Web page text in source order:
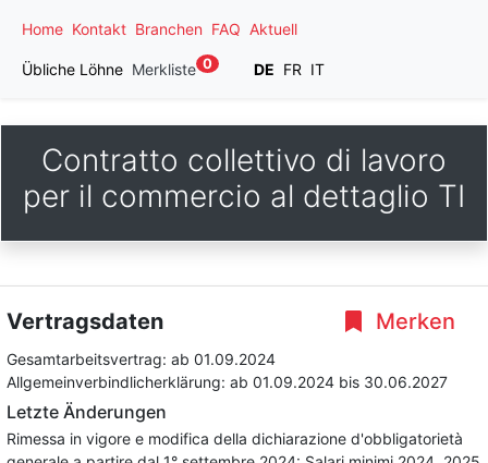
Home Kontakt Branchen FAQ Aktuell
Übliche Löhne Merkliste 0 DE FR IT
Contratto collettivo di lavoro
per il commercio al dettaglio TI
Merken
Vertragsdaten
Gesamtarbeitsvertrag: ab 01.09.2024
Allgemeinverbindlicherklärung: ab 01.09.2024 bis 30.06.2027
Letzte Änderungen
Rimessa in vigore e modifica della dichiarazione d'obbligatorietà